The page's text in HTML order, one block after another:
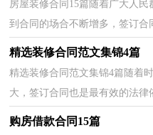
房屋装修合同15篇随着广大人
到合同的场合不断增多，签订
精选装修合同范文集锦4篇
精选装修合同范文集锦4篇随着
大，签订合同也是最有效的法
样的呢？下面是小编整理的装修
购房借款合同15篇